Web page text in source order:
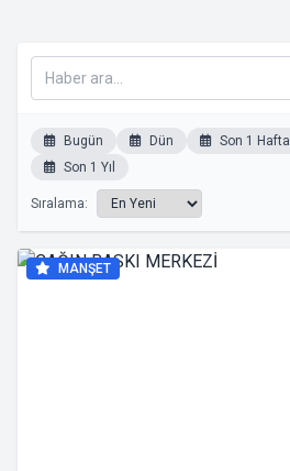
Bugün Dün Son 1 Hafta
Son 1 Yıl
Sıralama:
MANŞET